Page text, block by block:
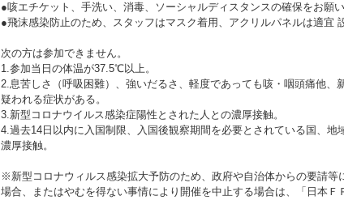
●咳エチケット、手洗い、消毒、ソーシャルディスタンスの確保をお願い
●飛沫感染防止のため、スタッフはマスク着用、アクリルパネルは適宜
次の方は参加できません。
1.参加当日の体温が37.5℃以上。
2.息苦しさ（呼吸困難）、強いだるさ、軽度であっても咳・咽頭痛他、
疑われる症状がある。
3.新型コロナウイルス感染症陽性とされた人との濃厚接触。
4.過去14日以内に入国制限、入国後観察期間を必要とされている国、地
濃厚接触。
※新型コロナウィルス感染拡大予防のため、政府や自治体からの要請等
場合、またはやむを得ない事情により開催を中止する場合は、「日本Ｆ